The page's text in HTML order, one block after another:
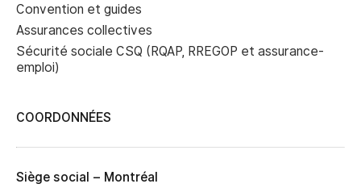
Convention et guides
Assurances collectives
Sécurité sociale CSQ (RQAP, RREGOP et assurance-
emploi)
COORDONNÉES
Siège social – Montréal